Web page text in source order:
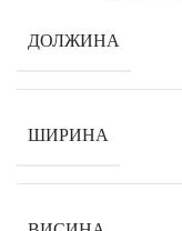
ДОЛЖИНА
ШИРИНА